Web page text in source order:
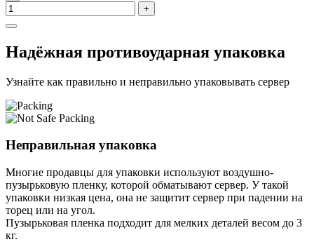
+
Надёжная противоударная упаковка
Узнайте как правильно и неправильно упаковывать сервер
Неправильная упаковка
Многие продавцы для упаковки используют воздушно-
пузырьковую пленку, которой обматывают сервер. У такой
упаковки низкая цена, она не защитит сервер при падении на
торец или на угол.
Пузырьковая пленка подходит для мелких деталей весом до 3
кг.